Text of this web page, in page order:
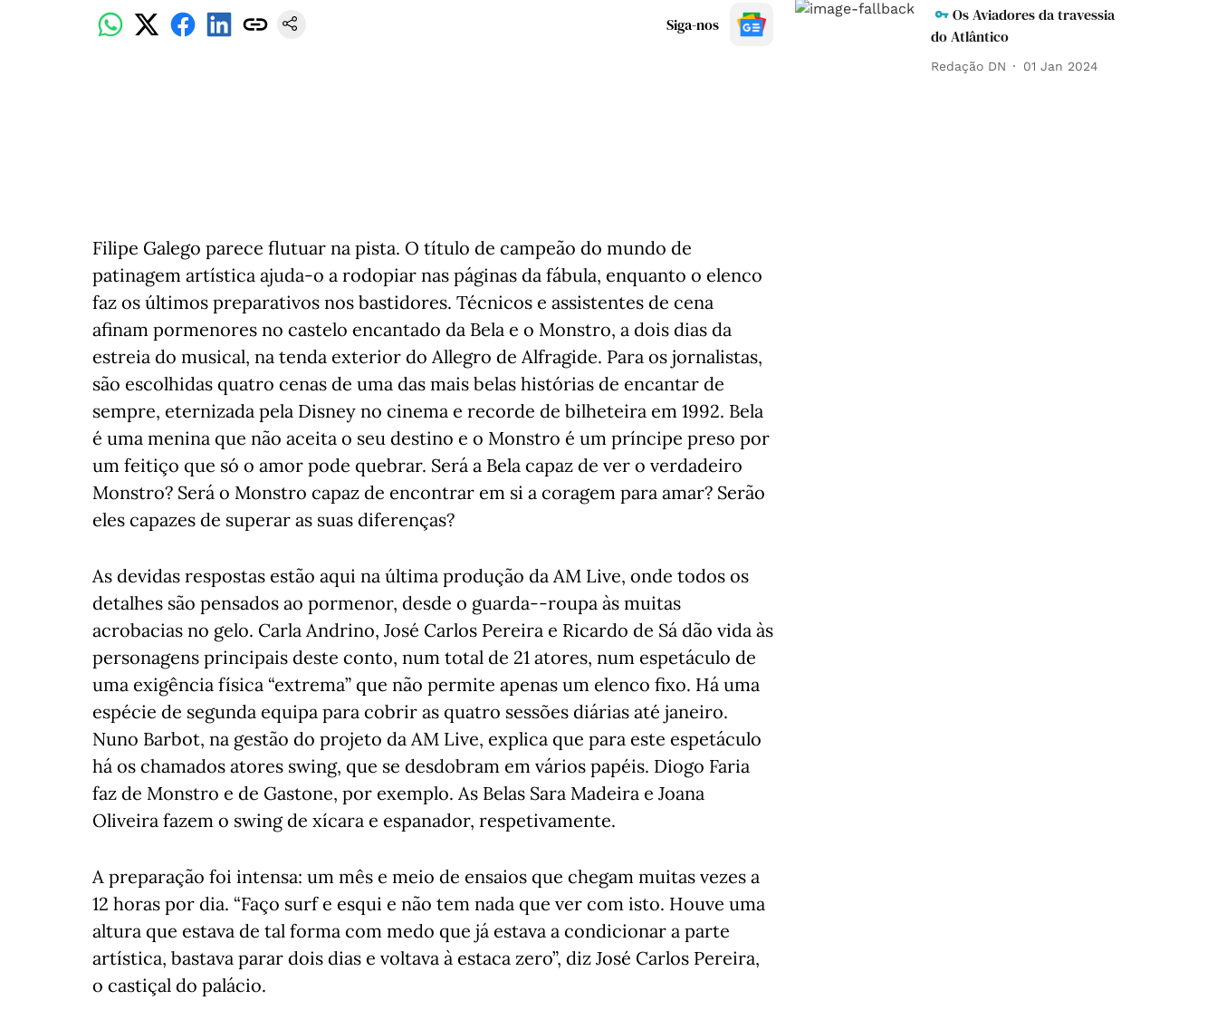
Siga-nos
Filipe Galego parece flutuar na pista. O título de campeão do mundo de
patinagem artística ajuda-o a rodopiar nas páginas da fábula, enquanto o elenco
faz os últimos preparativos nos bastidores. Técnicos e assistentes de cena
afinam pormenores no castelo encantado da Bela e o Monstro, a dois dias da
estreia do musical, na tenda exterior do Allegro de Alfragide. Para os jornalistas,
são escolhidas quatro cenas de uma das mais belas histórias de encantar de
sempre, eternizada pela Disney no cinema e recorde de bilheteira em 1992. Bela
é uma menina que não aceita o seu destino e o Monstro é um príncipe preso por
um feitiço que só o amor pode quebrar. Será a Bela capaz de ver o verdadeiro
Monstro? Será o Monstro capaz de encontrar em si a coragem para amar? Serão
eles capazes de superar as suas diferenças?
As devidas respostas estão aqui na última produção da AM Live, onde todos os
detalhes são pensados ao pormenor, desde o guarda--roupa às muitas
acrobacias no gelo. Carla Andrino, José Carlos Pereira e Ricardo de Sá dão vida às
personagens principais deste conto, num total de 21 atores, num espetáculo de
uma exigência física “extrema” que não permite apenas um elenco fixo. Há uma
espécie de segunda equipa para cobrir as quatro sessões diárias até janeiro.
Nuno Barbot, na gestão do projeto da AM Live, explica que para este espetáculo
há os chamados atores swing, que se desdobram em vários papéis. Diogo Faria
faz de Monstro e de Gastone, por exemplo. As Belas Sara Madeira e Joana
Oliveira fazem o swing de xícara e espanador, respetivamente.
A preparação foi intensa: um mês e meio de ensaios que chegam muitas vezes a
12 horas por dia. “Faço surf e esqui e não tem nada que ver com isto. Houve uma
altura que estava de tal forma com medo que já estava a condicionar a parte
artística, bastava parar dois dias e voltava à estaca zero”, diz José Carlos Pereira,
o castiçal do palácio.
Os Aviadores da travessia
do Atlântico
Redação DN 01 Jan 2024